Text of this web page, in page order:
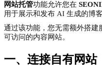
网站托管功能允许您在
用于展示和发布 AI 生成的博
通过该功能，您无需额外搭建
可访问的内容网站。
一、连接自有网站